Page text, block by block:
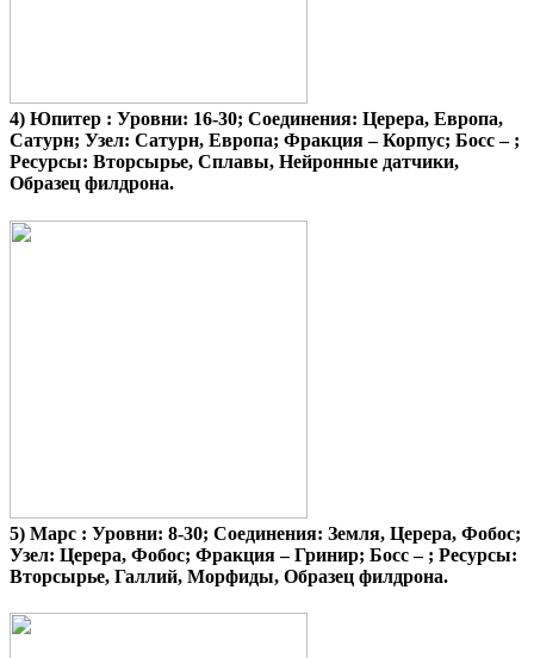
4) Юпитер : Уровни: 16-30; Соединения: Церера, Европа,
Сатурн; Узел: Сатурн, Европа; Фракция – Корпус; Босс – ;
Ресурсы: Вторсырье, Сплавы, Нейронные датчики,
Образец филдрона.
5) Марс : Уровни: 8-30; Соединения: Земля, Церера, Фобос;
Узел: Церера, Фобос; Фракция – Гринир; Босс – ; Ресурсы:
Вторсырье, Галлий, Морфиды, Образец филдрона.